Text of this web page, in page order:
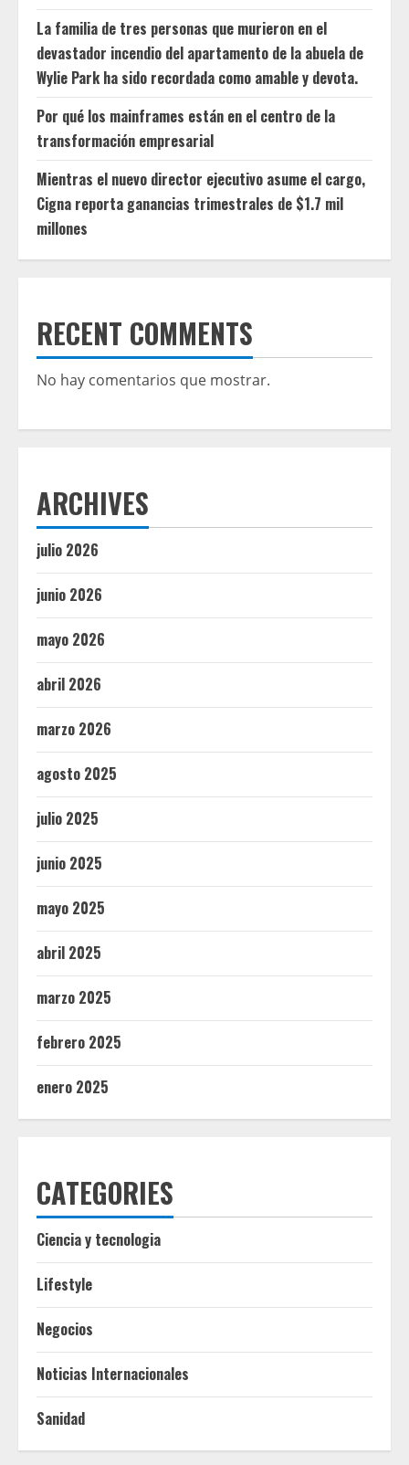
La familia de tres personas que murieron en el
devastador incendio del apartamento de la abuela de
Wylie Park ha sido recordada como amable y devota.
Por qué los mainframes están en el centro de la
transformación empresarial
Mientras el nuevo director ejecutivo asume el cargo,
Cigna reporta ganancias trimestrales de $1.7 mil
millones
RECENT COMMENTS
No hay comentarios que mostrar.
ARCHIVES
julio 2026
junio 2026
mayo 2026
abril 2026
marzo 2026
agosto 2025
julio 2025
junio 2025
mayo 2025
abril 2025
marzo 2025
febrero 2025
enero 2025
CATEGORIES
Ciencia y tecnologia
Lifestyle
Negocios
Noticias Internacionales
Sanidad